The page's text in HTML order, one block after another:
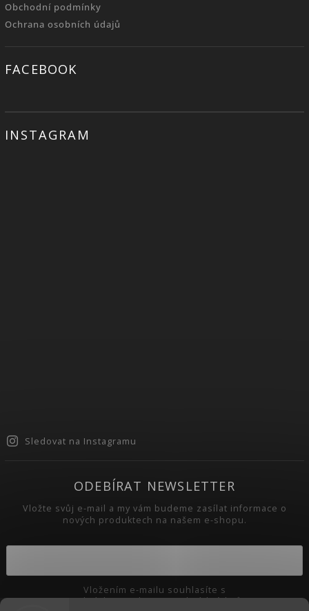
Obchodní podmínky
Ochrana osobních údajů
FACEBOOK
INSTAGRAM
Sledovat na Instagramu
ODEBÍRAT NEWSLETTER
Vložte svůj e-mail a my vám budeme zasílat informace o
nových produktech na našem e-shopu.
podmínkami ochrany osobních údajů